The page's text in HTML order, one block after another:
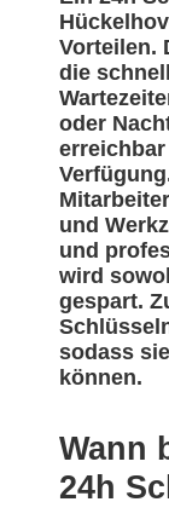
Vorteilen.
die
oder
und
und
wird
gespart.
sodass
können.
Wann
24h